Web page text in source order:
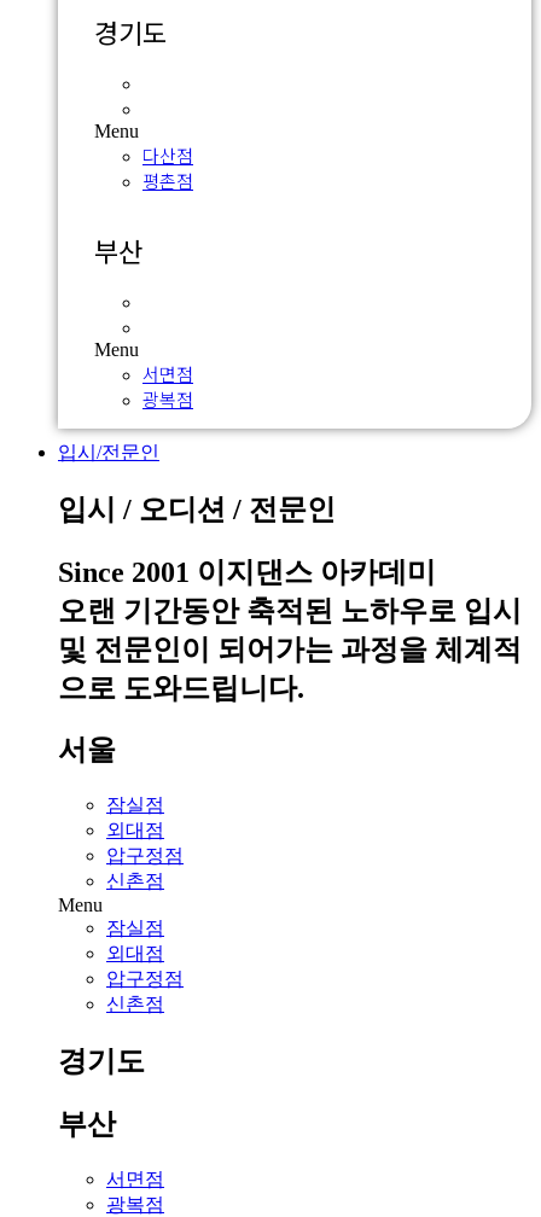
경기도
Menu
다산점
평촌점
부산
Menu
서면점
광복점
입시/전문인
입시 / 오디션 / 전문인
Since 2001 이지댄스 아카데미
오랜 기간동안 축적된 노하우로 입시
및 전문인이 되어가는 과정을 체계적
으로 도와드립니다.
서울
잠실점
외대점
압구정점
신촌점
Menu
잠실점
외대점
압구정점
신촌점
경기도
부산
서면점
광복점